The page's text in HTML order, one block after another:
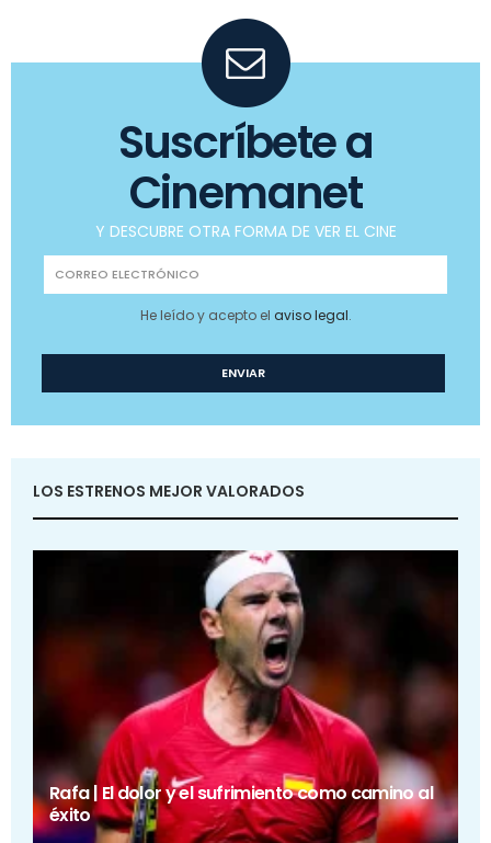
Suscríbete a
Cinemanet
Y DESCUBRE OTRA FORMA DE VER EL CINE
He leído y acepto el aviso legal.
LOS ESTRENOS MEJOR VALORADOS
Rafa | El dolor y el sufrimiento como camino al
éxito